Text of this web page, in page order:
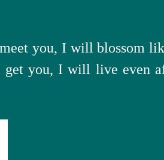
you, I will blossom
you, I will live even